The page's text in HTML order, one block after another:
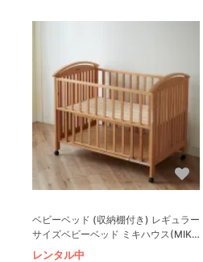
ベビーベッド (収納棚付き) レギュラー
サイズベビーベッド ミキハウス(MIKI
HOUSE)
レンタル中